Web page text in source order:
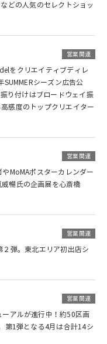
などの人気のセレクトショッ
営業関連
をクリエイティブディレ
シーズン広告公
り付けはブロードウェイ振
感度のトップクリエイター
営業関連
MoMAポスターカレンダー
暢氏の企画展を心斎橋
営業関連
弾。東北エリア初出店シ
営業関連
アルが進行中！約50区画
第1弾となる4月は合計14シ